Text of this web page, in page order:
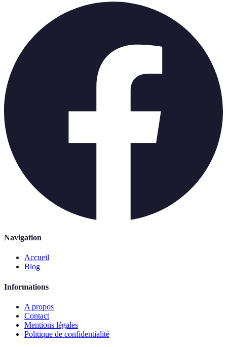
Navigation
Accueil
Blog
Informations
A propos
Contact
Mentions légales
Politique de confidentialité